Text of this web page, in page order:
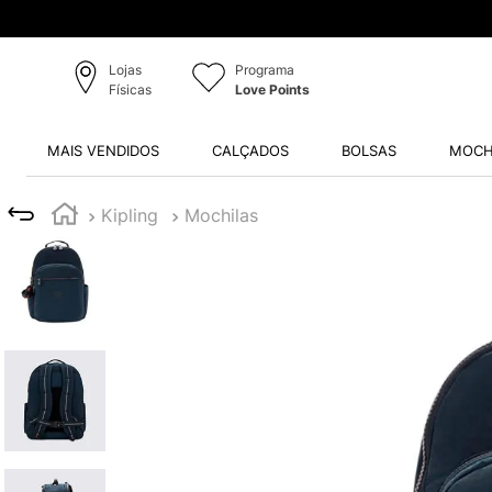
Lojas
Físicas
Programa
Love Points
MAIS VENDIDOS CALÇADOS BOLSAS
Kipling Mochilas